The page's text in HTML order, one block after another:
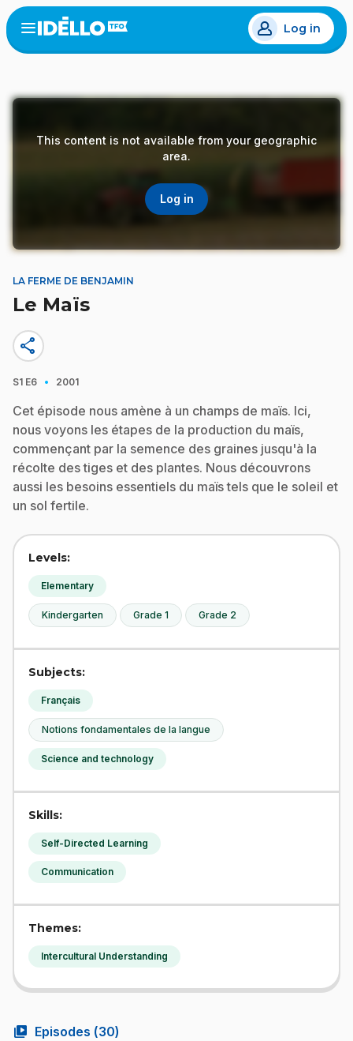
Skip
to
main
Open
menu
Log in
This content is not available from your geographic
area.
Log in
LA FERME DE BENJAMIN
Le Maïs
share
S1 E6 · 2001
Cet épisode nous amène à un champs de maïs. Ici,
nous voyons les étapes de la production du maïs,
commençant par la semence des graines jusqu'à la
récolte des tiges et des plantes. Nous découvrons
aussi les besoins essentiels du maïs tels que le soleil et
un sol fertile.
Levels:
Elementary
Kindergarten Grade 1 Grade 2
Subjects:
Français
Notions fondamentales de la langue
Science and technology
Skills:
Self-Directed Learning
Communication
Themes:
Intercultural Understanding
video_library Episodes (30)